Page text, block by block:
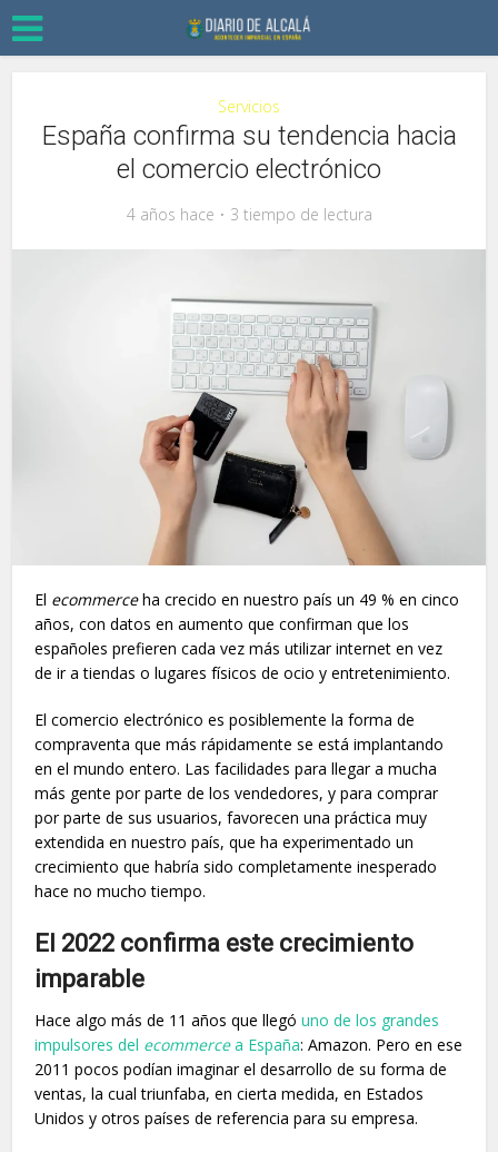
Servicios
España confirma su tendencia hacia
el comercio electrónico
4 años hace 3 tiempo de lectura
El ecommerceha crecido en nuestro país un 49 % en cinco
años, con datos en aumento que confirman que los
españoles prefieren cada vez más utilizar internet en vez
de ir a tiendas o lugares físicos de ocio y entretenimiento.
El comercio electrónico es posiblemente la forma de
compraventa que más rápidamente se está implantando
en el mundo entero. Las facilidades para llegar a mucha
más gente por parte de los vendedores, y para comprar
por parte de sus usuarios, favorecen una práctica muy
extendida en nuestro país, que ha experimentado un
crecimiento que habría sido completamente inesperado
hace no mucho tiempo.
El 2022 confirma este crecimiento
imparable
Hace algo más de 11 años que llegóuno de los grandes
impulsores del ecommercea España: Amazon. Pero en ese
2011 pocos podían imaginar el desarrollo de su forma de
ventas, la cual triunfaba, en cierta medida, en Estados
Unidos y otros países de referencia para su empresa.